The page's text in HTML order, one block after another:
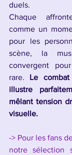
duels.
Chaque
comme un
pour les
scène, la
convergent
rare. Le
illustre
mêlant tension
visuelle.
-> Pour les fans
notre sélection